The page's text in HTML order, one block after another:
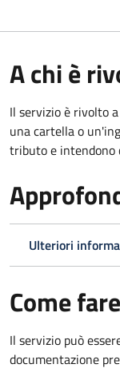
A chi è
Il servizio è rivolto
una cartella o
tributo e intendono
Ulteriori
Come fare
Il servizio può
documentazione